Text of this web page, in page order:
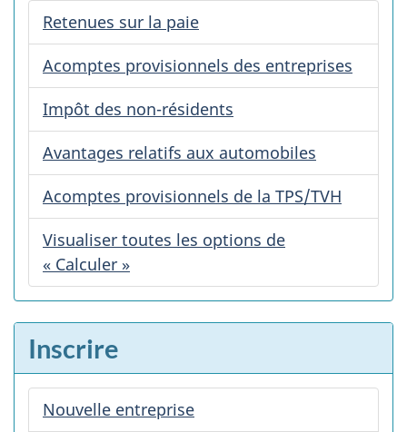
Retenues sur la paie
Acomptes provisionnels des entreprises
Impôt des non-résidents
Avantages relatifs aux automobiles
Acomptes provisionnels de la TPS/TVH
Visualiser toutes les options de
« Calculer »
Inscrire
Nouvelle entreprise